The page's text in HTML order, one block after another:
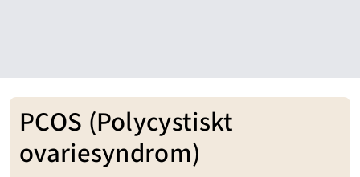
PCOS (Polycystiskt
ovariesyndrom)